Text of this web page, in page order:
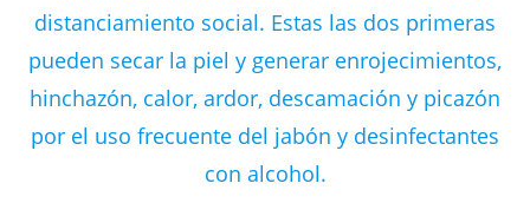
distanciamiento social. Estas las dos primeras
pueden secar la piel y generar enrojecimientos,
hinchazón, calor, ardor, descamación y picazón
por el uso frecuente del jabón y desinfectantes
con alcohol.